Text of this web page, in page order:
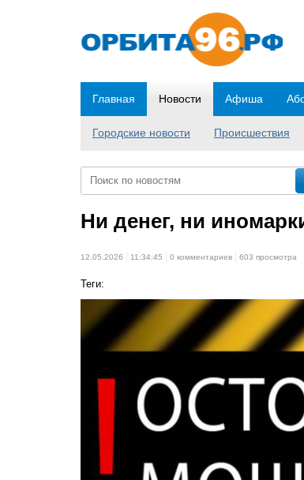
Главная Новости
Городские новости Происшествия
Афиша
Ни денег, ни
12.05.2026 11:34:45 0 комментариев 603 просмотра
Теги: